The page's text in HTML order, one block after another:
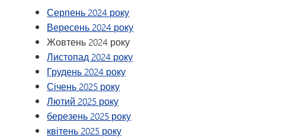
Серпень 2024 року
Вересень 2024 року
Жовтень 2024 року
Листопад 2024 року
Грудень 2024 року
Січень 2025 року
Лютий 2025 року
березень 2025 року
квітень 2025 року